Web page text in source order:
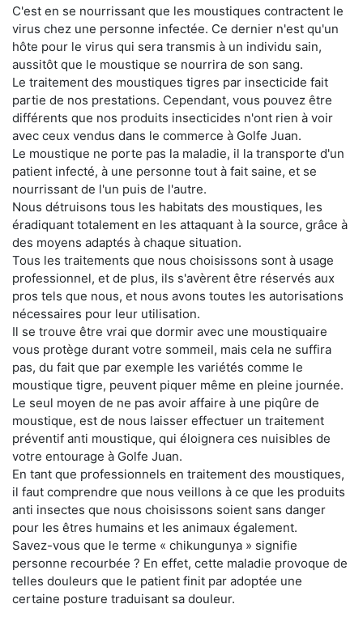
C'est en se nourrissant que les moustiques contractent le
virus chez une personne infectée. Ce dernier n'est qu'un
hôte pour le virus qui sera transmis à un individu sain,
aussitôt que le moustique se nourrira de son sang.
Le traitement des moustiques tigres par insecticide fait
partie de nos prestations. Cependant, vous pouvez être
différents que nos produits insecticides n'ont rien à voir
avec ceux vendus dans le commerce à Golfe Juan.
Le moustique ne porte pas la maladie, il la transporte d'un
patient infecté, à une personne tout à fait saine, et se
nourrissant de l'un puis de l'autre.
Nous détruisons tous les habitats des moustiques, les
éradiquant totalement en les attaquant à la source, grâce à
des moyens adaptés à chaque situation.
Tous les traitements que nous choisissons sont à usage
professionnel, et de plus, ils s'avèrent être réservés aux
pros tels que nous, et nous avons toutes les autorisations
nécessaires pour leur utilisation.
Il se trouve être vrai que dormir avec une moustiquaire
vous protège durant votre sommeil, mais cela ne suffira
pas, du fait que par exemple les variétés comme le
moustique tigre, peuvent piquer même en pleine journée.
Le seul moyen de ne pas avoir affaire à une piqûre de
moustique, est de nous laisser effectuer un traitement
préventif anti moustique, qui éloignera ces nuisibles de
votre entourage à Golfe Juan.
En tant que professionnels en traitement des moustiques,
il faut comprendre que nous veillons à ce que les produits
anti insectes que nous choisissons soient sans danger
pour les êtres humains et les animaux également.
Savez-vous que le terme « chikungunya » signifie
personne recourbée ? En effet, cette maladie provoque de
telles douleurs que le patient finit par adoptée une
certaine posture traduisant sa douleur.